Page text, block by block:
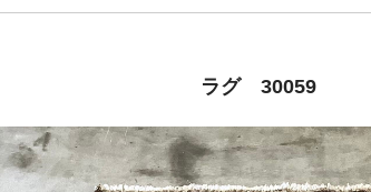
ラグ 30059